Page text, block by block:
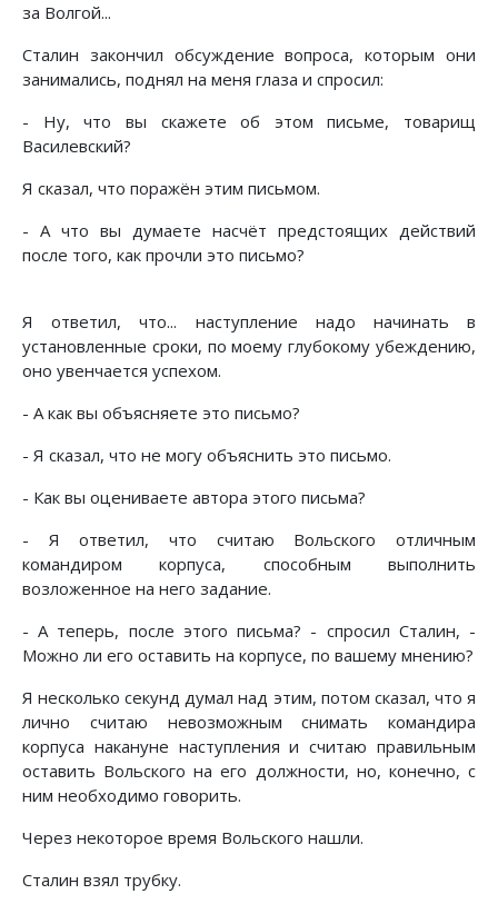
за Волгой...
Сталин закончил обсуждение вопроса, которым они
занимались, поднял на меня глаза и спросил:
- Ну, что вы скажете об этом письме, товарищ
Василевский?
Я сказал, что поражён этим письмом.
- А что вы думаете насчёт предстоящих действий
после того, как прочли это письмо?
Я ответил, что... наступление надо начинать в
установленные сроки, по моему глубокому убеждению,
оно увенчается успехом.
- А как вы объясняете это письмо?
- Я сказал, что не могу объяснить это письмо.
- Как вы оцениваете автора этого письма?
- Я ответил, что считаю Вольского отличным
командиром корпуса, способным выполнить
возложенное на него задание.
- А теперь, после этого письма? - спросил Сталин, -
Можно ли его оставить на корпусе, по вашему мнению?
Я несколько секунд думал над этим, потом сказал, что я
лично считаю невозможным снимать командира
корпуса накануне наступления и считаю правильным
оставить Вольского на его должности, но, конечно, с
ним необходимо говорить.
Через некоторое время Вольского нашли.
Сталин взял трубку.